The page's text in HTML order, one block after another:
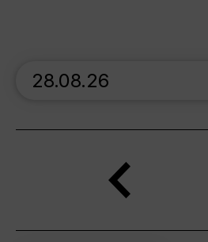
skip_calendar_timeline
Suche